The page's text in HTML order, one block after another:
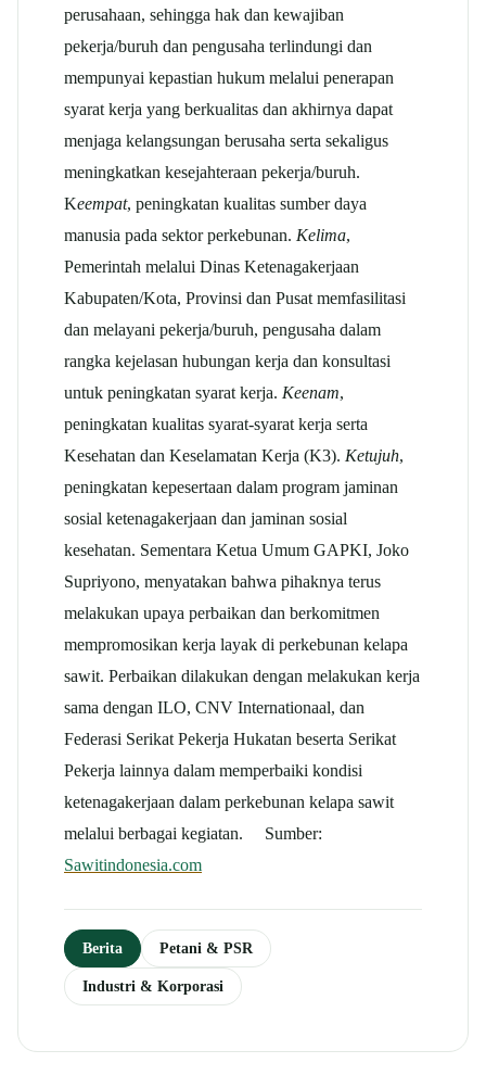
perusahaan, sehingga hak dan kewajiban
pekerja/buruh dan pengusaha terlindungi dan
mempunyai kepastian hukum melalui penerapan
syarat kerja yang berkualitas dan akhirnya dapat
menjaga kelangsungan berusaha serta sekaligus
meningkatkan kesejahteraan pekerja/buruh.
Keempat, peningkatan kualitas sumber daya
manusia pada sektor perkebunan. Kelima,
Pemerintah melalui Dinas Ketenagakerjaan
Kabupaten/Kota, Provinsi dan Pusat memfasilitasi
dan melayani pekerja/buruh, pengusaha dalam
rangka kejelasan hubungan kerja dan konsultasi
untuk peningkatan syarat kerja. Keenam,
peningkatan kualitas syarat-syarat kerja serta
Kesehatan dan Keselamatan Kerja (K3). Ketujuh,
peningkatan kepesertaan dalam program jaminan
sosial ketenagakerjaan dan jaminan sosial
kesehatan. Sementara Ketua Umum GAPKI, Joko
Supriyono, menyatakan bahwa pihaknya terus
melakukan upaya perbaikan dan berkomitmen
mempromosikan kerja layak di perkebunan kelapa
sawit. Perbaikan dilakukan dengan melakukan kerja
sama dengan ILO, CNV Internationaal, dan
Federasi Serikat Pekerja Hukatan beserta Serikat
Pekerja lainnya dalam memperbaiki kondisi
ketenagakerjaan dalam perkebunan kelapa sawit
melalui berbagai kegiatan. Sumber:
Sawitindonesia.com
Berita Petani & PSR
Industri & Korporasi